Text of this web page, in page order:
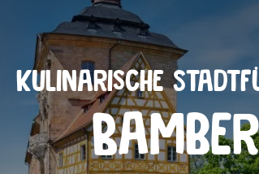
Kulinarische